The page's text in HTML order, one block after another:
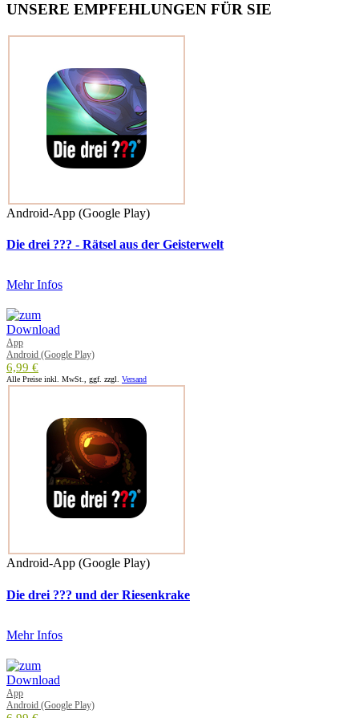
UNSERE EMPFEHLUNGEN FÜR SIE
Android-App (Google Play)
Die drei ??? - Rätsel aus der Geisterwelt
Mehr Infos
App
Android (Google Play)
6,99 €
Alle Preise inkl. MwSt., ggf. zzgl. Versand
Android-App (Google Play)
Die drei ??? und der Riesenkrake
Mehr Infos
App
Android (Google Play)